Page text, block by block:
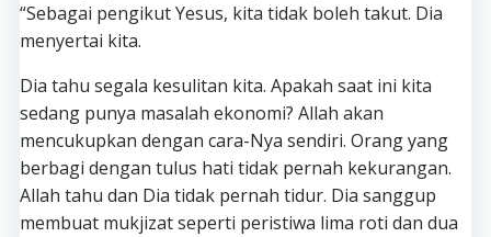
“Sebagai pengikut Yesus, kita tidak boleh takut. Dia
menyertai kita.
Dia tahu segala kesulitan kita. Apakah saat ini kita
sedang punya masalah ekonomi? Allah akan
mencukupkan dengan cara-Nya sendiri. Orang yang
berbagi dengan tulus hati tidak pernah kekurangan.
Allah tahu dan Dia tidak pernah tidur. Dia sanggup
membuat mukjizat seperti peristiwa lima roti dan dua